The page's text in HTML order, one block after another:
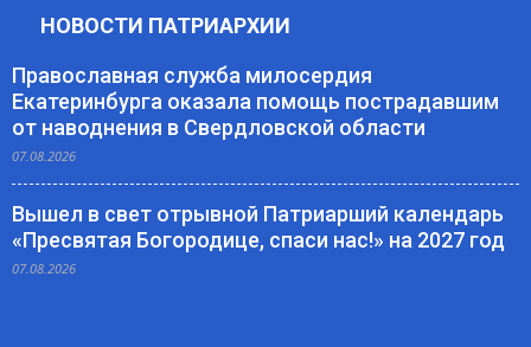
НОВОСТИ ПАТРИАРХИИ
Православная служба милосердия
Екатеринбурга оказала помощь пострадавшим
от наводнения в Свердловской области
07.08.2026
Вышел в свет отрывной Патриарший календарь
«Пресвятая Богородице, спаси нас!» на 2027 год
07.08.2026